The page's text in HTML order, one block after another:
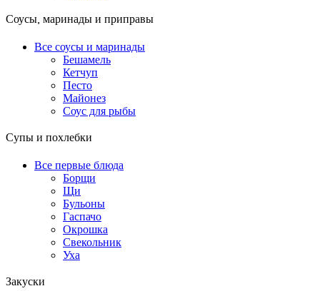
Соусы, маринады и приправы
Все соусы и маринады
Бешамель
Кетчуп
Песто
Майонез
Соус для рыбы
Супы и похлебки
Все первые блюда
Борщи
Щи
Бульоны
Гаспачо
Окрошка
Свекольник
Уха
Закуски